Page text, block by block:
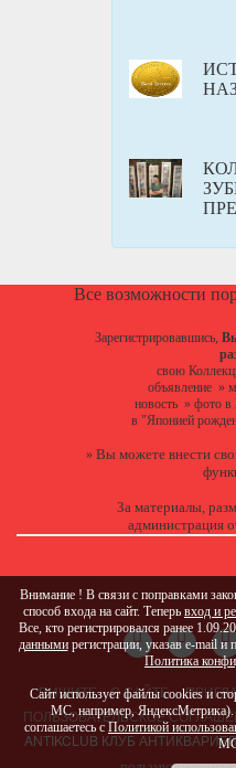
Все возможности
Зарегистрировавшись,
свою
объявление»
новость» фото в
в "Японией
» Вы можете внести
За материалы,
администрация
ПИШИТЕ О САЙТЕ
ПОЛЬЗОВАТЕЛЬСКОЕ
ANTIKCLUB КЛУБ
Внимание ! В связи с поправками
способ входа на сайт. Теперь вход и
Все, кто регистрировался ранее
даннымирегистрации, указав e-mail и
Политика
Сайт использует файлы cookies и
МС, например, ЯндексМетрика).
соглашаетесь с Политикой